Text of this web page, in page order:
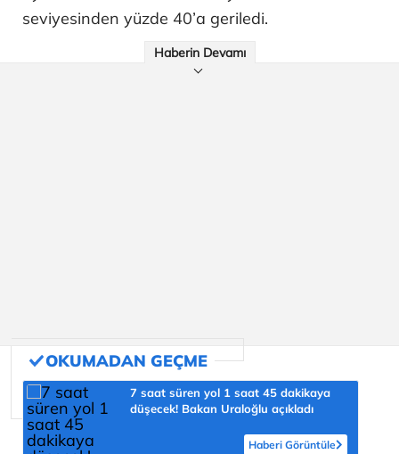
seviyesinden yüzde 40’a geriledi.
Haberin Devamı
7 saat süren yol 1 saat 45 dakikaya
düşecek! Bakan Uraloğlu açıkladı
Haberi Görüntüle